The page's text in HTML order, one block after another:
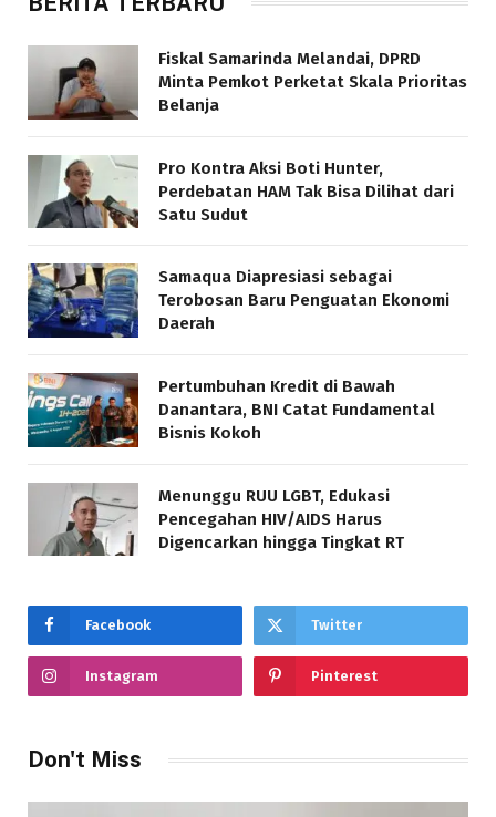
Fiskal Samarinda Melandai, DPRD
Minta Pemkot Perketat Skala Prioritas
Belanja
Pro Kontra Aksi Boti Hunter,
Perdebatan HAM Tak Bisa Dilihat dari
Satu Sudut
Samaqua Diapresiasi sebagai
Terobosan Baru Penguatan Ekonomi
Daerah
Pertumbuhan Kredit di Bawah
Danantara, BNI Catat Fundamental
Bisnis Kokoh
Menunggu RUU LGBT, Edukasi
Pencegahan HIV/AIDS Harus
Digencarkan hingga Tingkat RT
Facebook Twitter
Instagram Pinterest
Don't Miss